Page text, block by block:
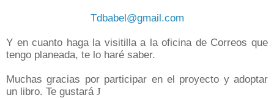
Tdbabel@gmail.com
Y en cuanto haga la visitilla a la oficina de Correos que
tengo planeada, te lo haré saber.
Muchas gracias por participar en el proyecto y adoptar
un libro. Te gustará J